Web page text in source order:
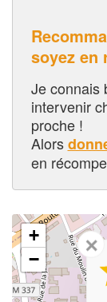
soyez en
Je connais
intervenir
proche !
Alors
en
+
−
✕